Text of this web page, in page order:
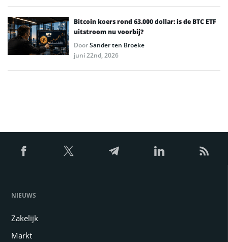
Bitcoin koers rond 63.000 dollar: is de BTC ETF
uitstroom nu voorbij?
DoorSander ten Broeke
juni 22nd, 2026
NIEUWS
Zakelijk
Markt